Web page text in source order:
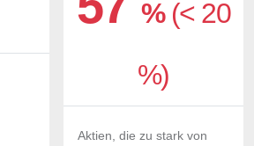
% (< 20
%)
Aktien, die zu stark von